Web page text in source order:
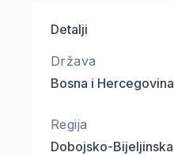
Detalji
Država
Bosna i Hercegovina
Regija
Dobojsko-Bijeljinska